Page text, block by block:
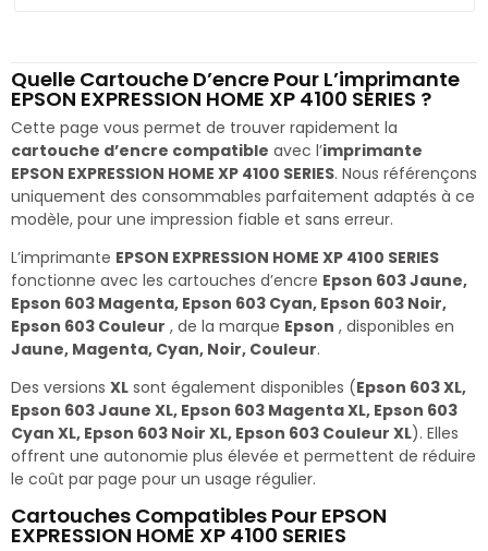
Quelle Cartouche D’encre Pour L’imprimante
EPSON EXPRESSION HOME XP 4100 SERIES ?
Cette page vous permet de trouver rapidement la
cartouche d’encre compatible avec l’imprimante
EPSON EXPRESSION HOME XP 4100 SERIES. Nous référençons
uniquement des consommables parfaitement adaptés à ce
modèle, pour une impression fiable et sans erreur.
L’imprimante EPSON EXPRESSION HOME XP 4100 SERIES
fonctionne avec les cartouches d’encre Epson 603 Jaune,
Epson 603 Magenta, Epson 603 Cyan, Epson 603 Noir,
Epson 603 Couleur , de la marque Epson , disponibles en
Jaune, Magenta, Cyan, Noir, Couleur.
Des versions XL sont également disponibles (Epson 603 XL,
Epson 603 Jaune XL, Epson 603 Magenta XL, Epson 603
Cyan XL, Epson 603 Noir XL, Epson 603 Couleur XL). Elles
offrent une autonomie plus élevée et permettent de réduire
le coût par page pour un usage régulier.
Cartouches Compatibles Pour EPSON
EXPRESSION HOME XP 4100 SERIES